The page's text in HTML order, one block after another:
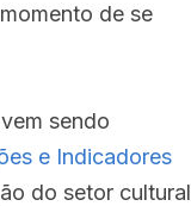
de se
sendo
e Indicadores
do setor cultural